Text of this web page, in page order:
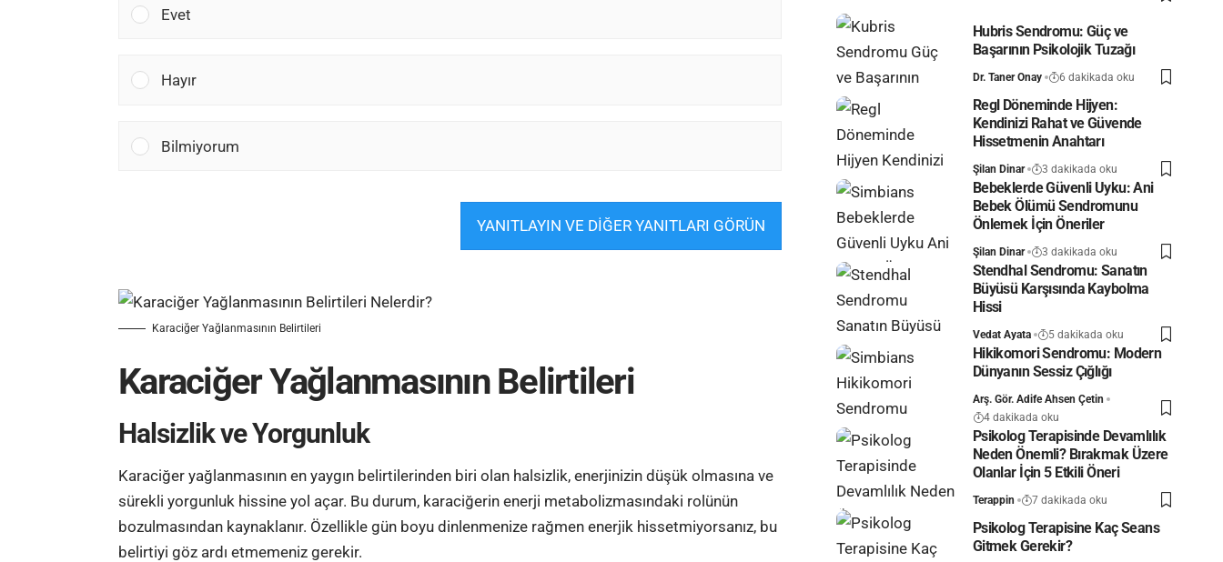
Evet
Hayır
Bilmiyorum
YANITLAYIN VE DİĞER YANITLARI GÖRÜN
Karaciğer Yağlanmasının Belirtileri
Karaciğer Yağlanmasının Belirtileri
Halsizlik ve Yorgunluk
Karaciğer yağlanmasının en yaygın belirtilerinden biri olan halsizlik, enerjinizin düşük olmasına ve
sürekli yorgunluk hissine yol açar. Bu durum, karaciğerin enerji metabolizmasındaki rolünün
bozulmasından kaynaklanır. Özellikle gün boyu dinlenmenize rağmen enerjik hissetmiyorsanız, bu
belirtiyi göz ardı etmemeniz gerekir.
Hubris Sendromu: Güç ve
Başarının Psikolojik Tuzağı
Dr. Taner Onay 6 dakikada oku
Regl Döneminde Hijyen:
Kendinizi Rahat ve Güvende
Hissetmenin Anahtarı
Şilan Dinar 3 dakikada oku
Bebeklerde Güvenli Uyku: Ani
Bebek Ölümü Sendromunu
Önlemek İçin Öneriler
Şilan Dinar 3 dakikada oku
Stendhal Sendromu: Sanatın
Büyüsü Karşısında Kaybolma
Hissi
Vedat Ayata 5 dakikada oku
Hikikomori Sendromu: Modern
Dünyanın Sessiz Çığlığı
Arş. Gör. Adife Ahsen Çetin
4 dakikada oku
Psikolog Terapisinde Devamlılık
Neden Önemli? Bırakmak Üzere
Olanlar İçin 5 Etkili Öneri
Terappin 7 dakikada oku
Psikolog Terapisine Kaç Seans
Gitmek Gerekir?